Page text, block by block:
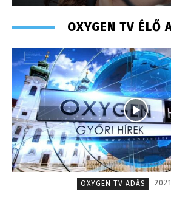
OXYGEN TV ÉLŐ
OXYGEN TV ADÁS